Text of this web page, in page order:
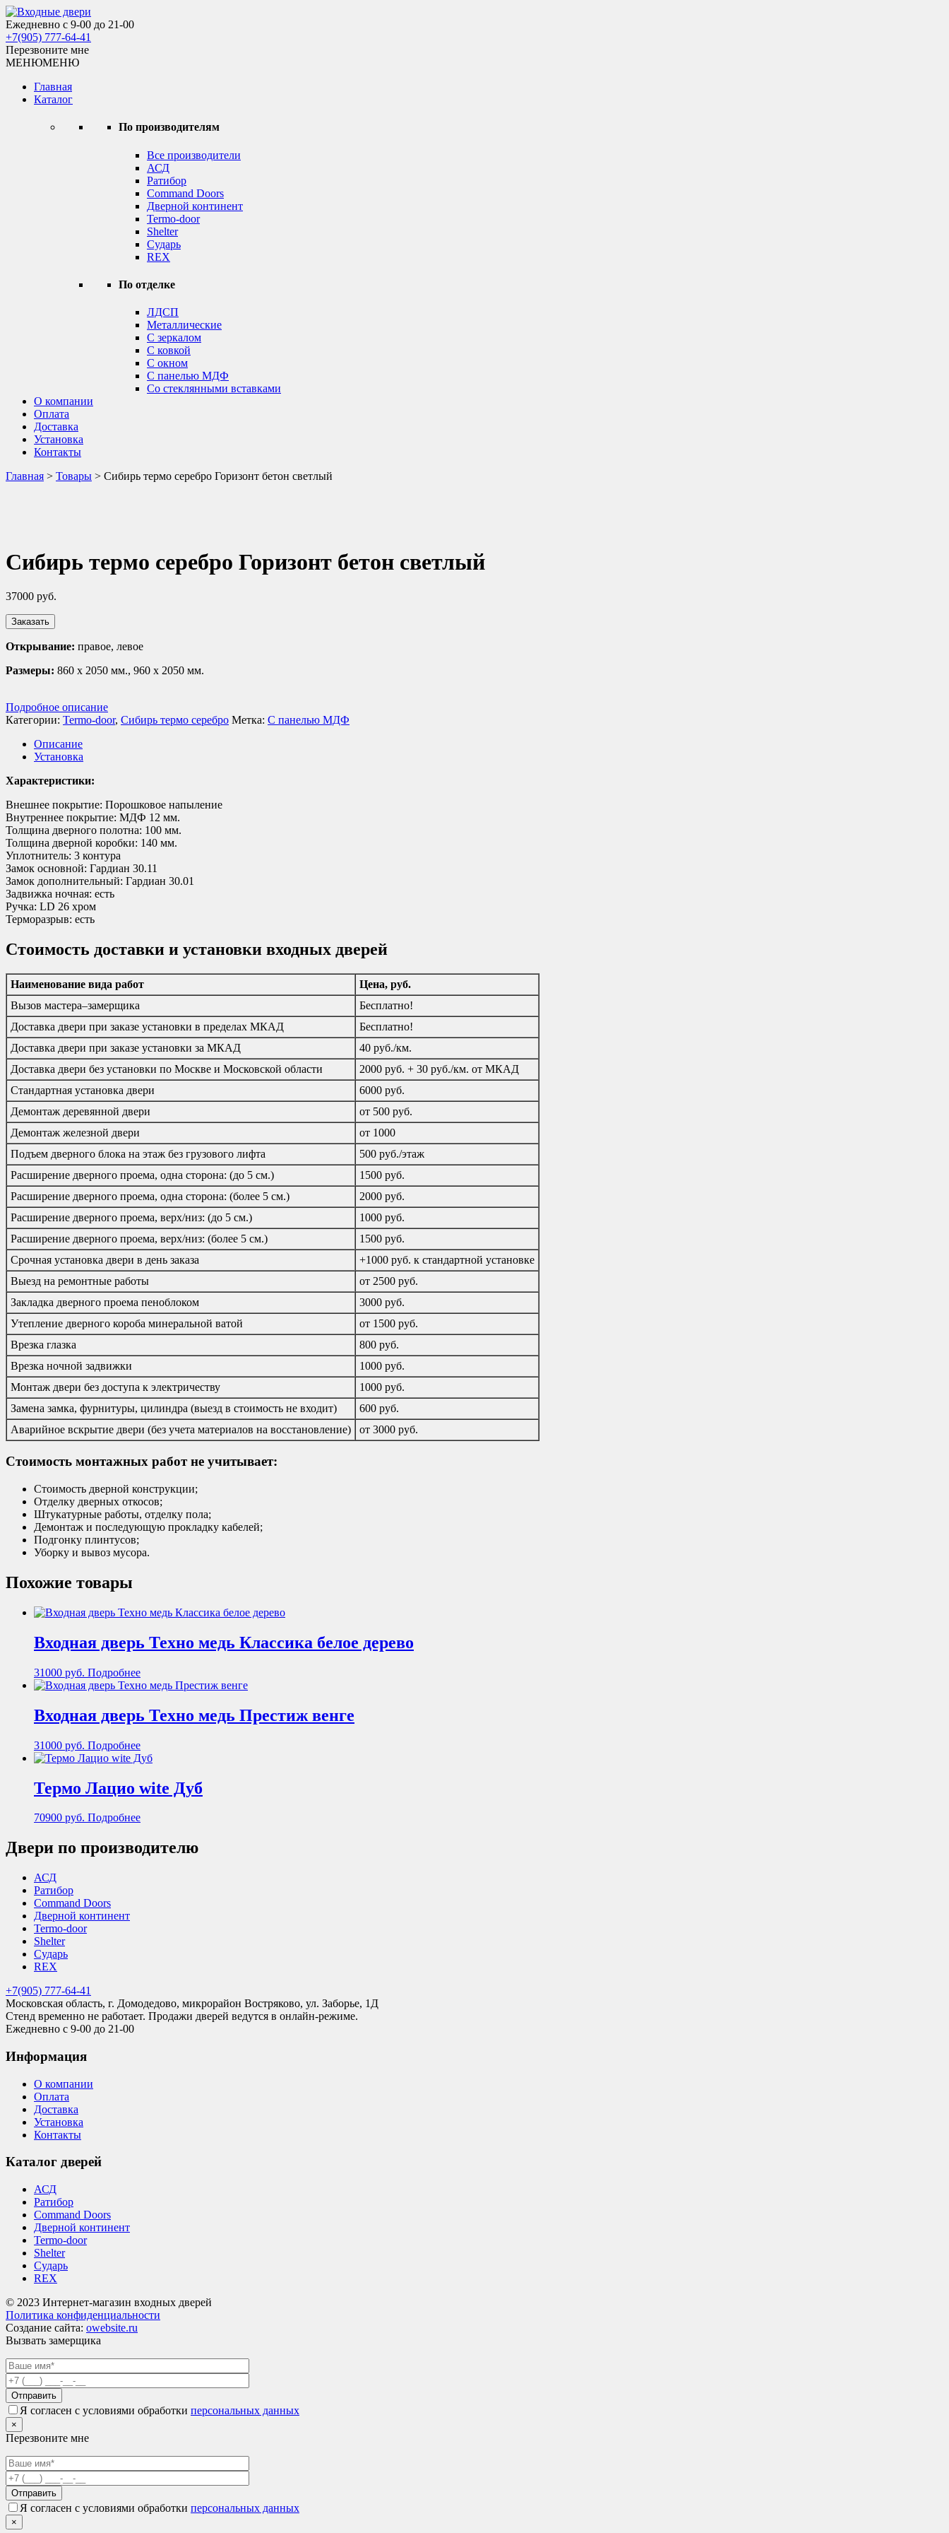
Skip
to
content
Входные двери
Ежедневно с 9-00 до 21-00
+7(905) 777-64-41
Перезвоните мне
МЕНЮМЕНЮ
Главная
Каталог
По производителям
Все производители
АСД
Ратибор
Command Doors
Дверной континент
Termo-door
Shelter
Сударь
REX
По отделке
ЛДСП
Металлические
С зеркалом
С ковкой
С окном
С панелью МДФ
Со стеклянными вставками
О компании
Оплата
Доставка
Установка
Контакты
Главная > Товары > Сибирь термо серебро Горизонт бетон светлый
Сибирь термо серебро Горизонт бетон светлый
37000 руб.
Заказать
Открывание: правое, левое
Размеры: 860 х 2050 мм., 960 х 2050 мм.
Подробное описание
Категории: Termo-door, Сибирь термо серебро Метка: С панелью МДФ
Описание
Установка
Характеристики:
Внешнее покрытие: Порошковое напыление
Внутреннее покрытие: МДФ 12 мм.
Толщина дверного полотна: 100 мм.
Толщина дверной коробки: 140 мм.
Уплотнитель: 3 контура
Замок основной: Гардиан 30.11
Замок дополнительный: Гардиан 30.01
Задвижка ночная: есть
Ручка: LD 26 хром
Терморазрыв: есть
Стоимость доставки и установки входных дверей
Наименование вида работ
Цена, руб.
Вызов мастера–замерщика
Бесплатно!
Доставка двери при заказе установки в пределах МКАД
Бесплатно!
Доставка двери при заказе установки за МКАД
40 руб./км.
Доставка двери без установки по Москве и Московской области
2000 руб. + 30 руб./км. от МКАД
Стандартная установка двери
6000 руб.
Демонтаж деревянной двери
от 500 руб.
Демонтаж железной двери
от 1000
Подъем дверного блока на этаж без грузового лифта
500 руб./этаж
Расширение дверного проема, одна сторона: (до 5 см.)
1500 руб.
Расширение дверного проема, одна сторона: (более 5 см.)
2000 руб.
Расширение дверного проема, верх/низ: (до 5 см.)
1000 руб.
Расширение дверного проема, верх/низ: (более 5 см.)
1500 руб.
Срочная установка двери в день заказа
+1000 руб. к стандартной установке
Выезд на ремонтные работы
от 2500 руб.
Закладка дверного проема пеноблоком
3000 руб.
Утепление дверного короба минеральной ватой
от 1500 руб.
Врезка глазка
800 руб.
Врезка ночной задвижки
1000 руб.
Монтаж двери без доступа к электричеству
1000 руб.
Замена замка, фурнитуры, цилиндра (выезд в стоимость не входит)
600 руб.
Аварийное вскрытие двери (без учета материалов на восстановление)
от 3000 руб.
Стоимость монтажных работ не учитывает:
Стоимость дверной конструкции;
Отделку дверных откосов;
Штукатурные работы, отделку пола;
Демонтаж и последующую прокладку кабелей;
Подгонку плинтусов;
Уборку и вывоз мусора.
Похожие товары
Входная дверь Техно медь Классика белое дерево
31000 руб. Подробнее
Входная дверь Техно медь Престиж венге
31000 руб. Подробнее
Термо Лацио wite Дуб
70900 руб. Подробнее
Двери по производителю
АСД
Ратибор
Command Doors
Дверной континент
Termo-door
Shelter
Сударь
REX
+7(905) 777-64-41
Московская область, г. Домодедово, микрорайон Востряково, ул. Заборье, 1Д
Стенд временно не работает. Продажи дверей ведутся в онлайн-режиме.
Ежедневно с 9-00 до 21-00
Информация
О компании
Оплата
Доставка
Установка
Контакты
Каталог дверей
АСД
Ратибор
Command Doors
Дверной континент
Termo-door
Shelter
Сударь
REX
© 2023 Интернет-магазин входных дверей
Политика конфиденциальности
Создание сайта: owebsite.ru
Вызвать замерщика
Я согласен с условиями обработки персональных данных
×
Перезвоните мне
Я согласен с условиями обработки персональных данных
×